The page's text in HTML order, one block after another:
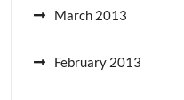
March 2013
February 2013